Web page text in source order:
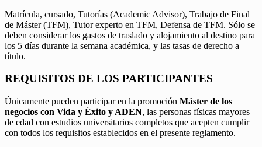
Matrícula, cursado, Tutorías (Academic Advisor), Trabajo de Final
de Máster (TFM), Tutor experto en TFM, Defensa de TFM. Sólo se
deben considerar los gastos de traslado y alojamiento al destino para
los 5 días durante la semana académica, y las tasas de derecho a
título.
REQUISITOS DE LOS PARTICIPANTES
Únicamente pueden participar en la promoción Máster de los
negocios con Vida y Éxito y ADEN, las personas físicas mayores
de edad con estudios universitarios completos que acepten cumplir
con todos los requisitos establecidos en el presente reglamento.